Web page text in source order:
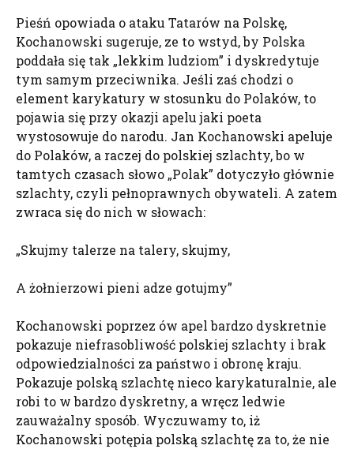
Pieśń opowiada o ataku Tatarów na Polskę,
Kochanowski sugeruje, ze to wstyd, by Polska
poddała się tak „lekkim ludziom” i dyskredytuje
tym samym przeciwnika. Jeśli zaś chodzi o
element karykatury w stosunku do Polaków, to
pojawia się przy okazji apelu jaki poeta
wystosowuje do narodu. Jan Kochanowski apeluje
do Polaków, a raczej do polskiej szlachty, bo w
tamtych czasach słowo „Polak” dotyczyło głównie
szlachty, czyli pełnoprawnych obywateli. A zatem
zwraca się do nich w słowach:
„Skujmy talerze na talery, skujmy,
A żołnierzowi pieni adze gotujmy”
Kochanowski poprzez ów apel bardzo dyskretnie
pokazuje niefrasobliwość polskiej szlachty i brak
odpowiedzialności za państwo i obronę kraju.
Pokazuje polską szlachtę nieco karykaturalnie, ale
robi to w bardzo dyskretny, a wręcz ledwie
zauważalny sposób. Wyczuwamy to, iż
Kochanowski potępia polską szlachtę za to, że nie